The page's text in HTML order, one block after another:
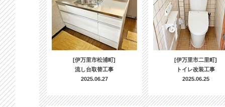
[伊万里市松浦町]
流し台取替工事
2025.06.27
[伊万里市二里町]
トイレ改装工事
2025.06.25